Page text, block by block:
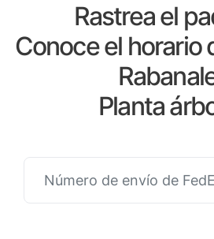
Rastrea el
Conoce el horario
Planta